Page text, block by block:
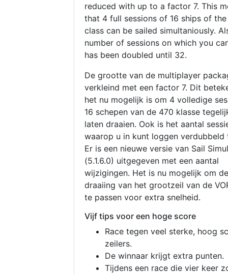
reduced with up to a factor 7. This
that 4 full sessions of 16 ships of
class can be sailed simultaniously.
number of sessions on which you
has been doubled until 32.
De grootte van de multiplayer
verkleind met een factor 7. Dit
het nu mogelijk is om 4 volledige
16 schepen van de 470 klasse
laten draaien. Ook is het aantal
waarop u in kunt loggen verdubbeld
Er is een nieuwe versie van Sail
(5.1.6.0) uitgegeven met een aantal
wijzigingen. Het is nu mogelijk om de
draaiing van het grootzeil van de
te passen voor extra snelheid.
Vijf tips voor een hoge score
Race tegen veel sterke, hoog
zeilers.
De winnaar krijgt extra punten.
Tijdens een race die vier keer